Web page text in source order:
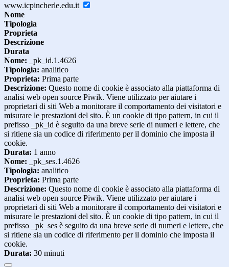
www.icpincherle.edu.it
Nome
Tipologia
Proprieta
Descrizione
Durata
Nome: _pk_id.1.4626
Tipologia: analitico
Proprieta: Prima parte
Descrizione: Questo nome di cookie è associato alla piattaforma di
analisi web open source Piwik. Viene utilizzato per aiutare i
proprietari di siti Web a monitorare il comportamento dei visitatori e
misurare le prestazioni del sito. È un cookie di tipo pattern, in cui il
prefisso _pk_id è seguito da una breve serie di numeri e lettere, che
si ritiene sia un codice di riferimento per il dominio che imposta il
cookie.
Durata: 1 anno
Nome: _pk_ses.1.4626
Tipologia: analitico
Proprieta: Prima parte
Descrizione: Questo nome di cookie è associato alla piattaforma di
analisi web open source Piwik. Viene utilizzato per aiutare i
proprietari di siti Web a monitorare il comportamento dei visitatori e
misurare le prestazioni del sito. È un cookie di tipo pattern, in cui il
prefisso _pk_ses è seguito da una breve serie di numeri e lettere, che
si ritiene sia un codice di riferimento per il dominio che imposta il
cookie.
Durata: 30 minuti